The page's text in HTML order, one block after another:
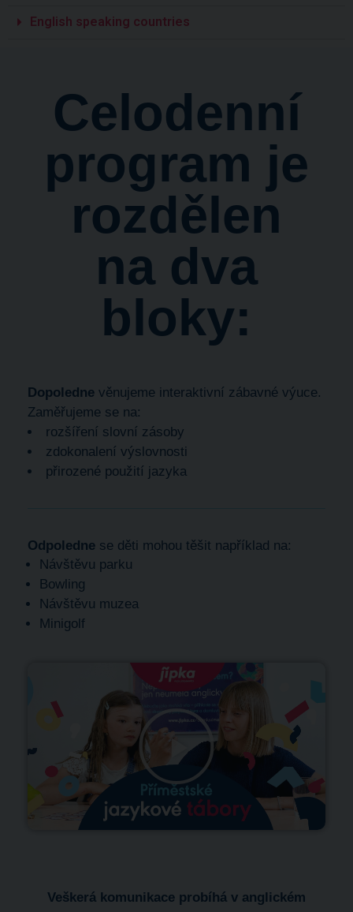
English speaking countries​
Celodenní
program je
rozdělen
na dva
bloky:
Dopoledne věnujeme interaktivní zábavné výuce.
Zaměřujeme se na:
rozšíření slovní zásoby
zdokonalení výslovnosti
přirozené použití jazyka
Odpoledne se děti mohou těšit například na:
Návštěvu parku
Bowling
Návštěvu muzea
Minigolf
Veškerá komunikace probíhá v anglickém